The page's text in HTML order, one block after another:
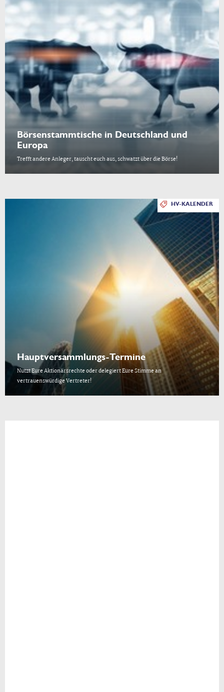
Börsenstammtische in Deutschland und
Europa
Trefft andere Anleger, tauscht euch aus, schwatzt über die Börse!
HV-KALENDER
Hauptversammlungs-Termine
Nutzt Eure Aktionärsrechte oder delegiert Eure Stimme an
vertrauenswürdige Vertreter!